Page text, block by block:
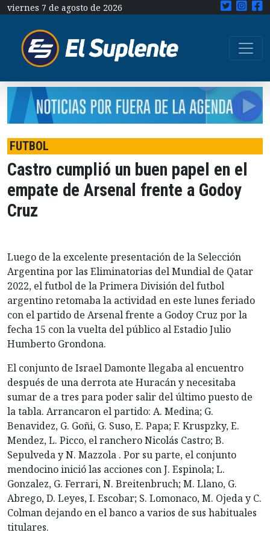
viernes 7 de agosto de 2026
FUTBOL
Castro cumplió un buen papel en el
empate de Arsenal frente a Godoy
Cruz
Luego de la excelente presentación de la Selección
Argentina por las Eliminatorias del Mundial de Qatar
2022, el futbol de la Primera División del futbol
argentino retomaba la actividad en este lunes feriado
con el partido de Arsenal frente a Godoy Cruz por la
fecha 15 con la vuelta del público al Estadio Julio
Humberto Grondona.
El conjunto de Israel Damonte llegaba al encuentro
después de una derrota ate Huracán y necesitaba
sumar de a tres para poder salir del último puesto de
la tabla. Arrancaron el partido: A. Medina; G.
Benavidez, G. Goñi, G. Suso, E. Papa; F. Kruspzky, E.
Mendez, L. Picco, el ranchero Nicolás Castro; B.
Sepulveda y N. Mazzola . Por su parte, el conjunto
mendocino inició las acciones con J. Espinola; L.
Gonzalez, G. Ferrari, N. Breitenbruch; M. Llano, G.
Abrego, D. Leyes, I. Escobar; S. Lomonaco, M. Ojeda y C.
Colman dejando en el banco a varios de sus habituales
titulares.